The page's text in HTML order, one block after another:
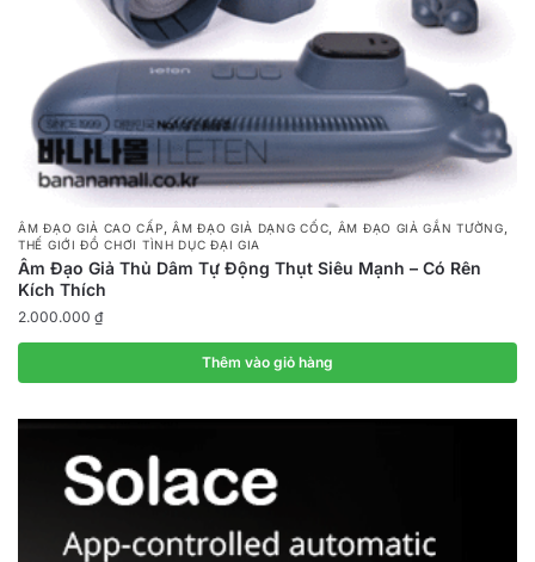
ÂM ĐẠO GIẢ CAO CẤP ,ÂM ĐẠO GIẢ DẠNG CỐC ÂM ĐẠO GIẢ GẮN TƯỜNG
THẾ GIỚI ĐỒ CHƠI TÌNH DỤC ĐẠI GIA
Âm Đạo Giả Thủ Dâm Tự Động Thụt Siêu Mạnh – Có Rên
Kích Thích
2.000.000 ₫
Thêm vào giỏ hàng